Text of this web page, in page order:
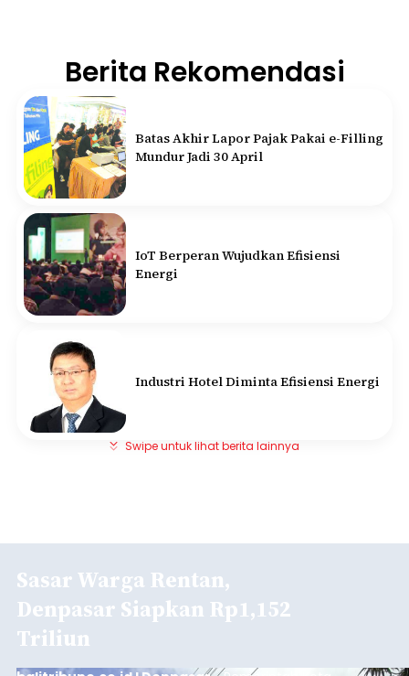
Berita Rekomendasi
Batas Akhir Lapor Pajak Pakai e-Filling
Mundur Jadi 30 April
IoT Berperan Wujudkan Efisiensi
Energi
Industri Hotel Diminta Efisiensi Energi
Swipe untuk lihat berita lainnya
Sasar Warga Rentan,
Denpasar Siapkan Rp1,152
Triliun